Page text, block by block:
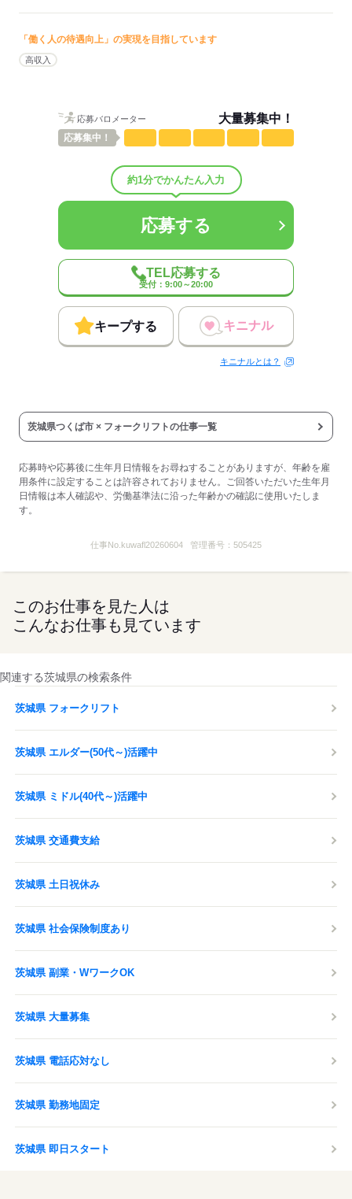
応募する
「働く人の待遇向上」の実現を目指しています
高収入
応募バロメーター 大量募集中！
応募集中！
約1分でかんたん入力
応募する
TEL応募する
受付：9:00～20:00
キープする キニナル
キニナルとは？
茨城県つくば市 × フォークリフトの仕事一覧
応募時や応募後に生年月日情報をお尋ねすることがありますが、年齢を雇
用条件に設定することは許容されておりません。ご回答いただいた生年月
日情報は本人確認や、労働基準法に沿った年齢かの確認に使用いたしま
す。
仕事No. kuwafl20260604 管理番号：505425
このお仕事を見た人は
こんなお仕事も見ています
関連する茨城県の検索条件
茨城県 フォークリフト
茨城県 エルダー(50代～)活躍中
茨城県 ミドル(40代～)活躍中
茨城県 交通費支給
茨城県 土日祝休み
茨城県 社会保険制度あり
茨城県 副業・WワークOK
茨城県 大量募集
茨城県 電話応対なし
茨城県 勤務地固定
茨城県 即日スタート